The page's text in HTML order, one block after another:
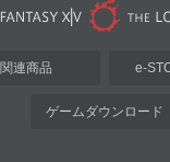
関連商品 e-
ゲームダウンロード